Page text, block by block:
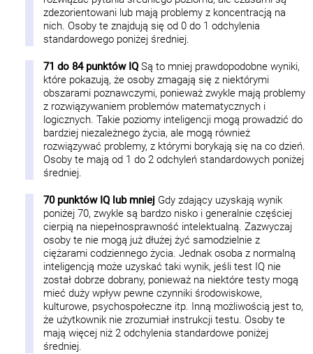
zdezorientowani lub mają problemy z koncentracją na
nich. Osoby te znajdują się od 0 do 1 odchylenia
standardowego poniżej średniej.
71 do 84 punktów IQSą to mniej prawdopodobne wyniki,
które pokazują, że osoby zmagają się z niektórymi
obszarami poznawczymi, ponieważ zwykle mają problemy
z rozwiązywaniem problemów matematycznych i
logicznych. Takie poziomy inteligencji mogą prowadzić do
bardziej niezależnego życia, ale mogą również
rozwiązywać problemy, z którymi borykają się na co dzień.
Osoby te mają od 1 do 2 odchyleń standardowych poniżej
średniej.
70 punktów IQ lub mniej Gdy zdający uzyskają wynik
poniżej 70, zwykle są bardzo nisko i generalnie częściej
cierpią na niepełnosprawność intelektualną. Zazwyczaj
osoby te nie mogą już dłużej żyć samodzielnie z
ciężarami codziennego życia. Jednak osoba z normalną
inteligencją może uzyskać taki wynik, jeśli test IQ nie
został dobrze dobrany, ponieważ na niektóre testy mogą
mieć duży wpływ pewne czynniki środowiskowe,
kulturowe, psychospołeczne itp. Inną możliwością jest to,
że użytkownik nie zrozumiał instrukcji testu. Osoby te
mają więcej niż 2 odchylenia standardowe poniżej
średniej.